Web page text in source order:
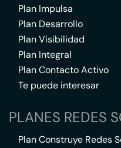
Plan Impulsa
Plan Desarrollo
Plan Visibilidad
Plan Integral
Plan Contacto Activo
Te puede interesar
PLANES REDES
Plan Construye Redes